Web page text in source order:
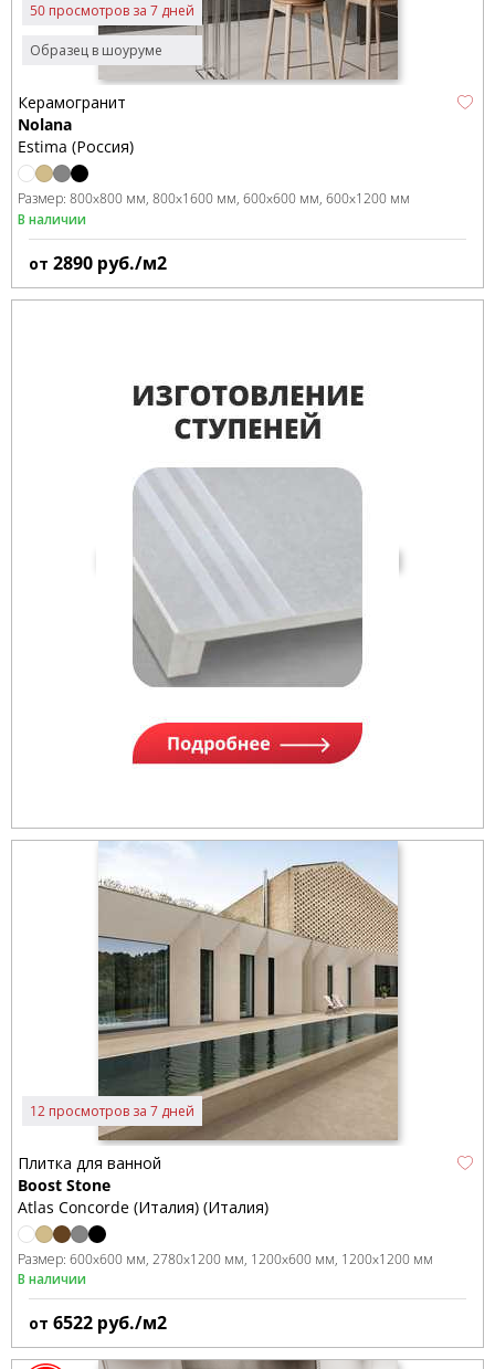
Образец в шоуруме
50 просмотров за 7 дней
Керамогранит
Nolana
Estima (Россия)
Размер: 800x800 мм 800x1600 мм 600x600 мм 600x1200 мм
В наличии
от 2890 руб./м2
12 просмотров за 7 дней
Плитка для ванной
Boost Stone
Atlas Concorde (Италия) (Италия)
Размер: 600x600 мм 2780x1200 мм 1200x600 мм 1200x1200 мм
В наличии
от 6522 руб./м2